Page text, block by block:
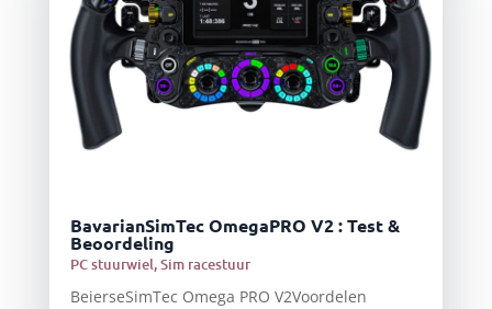
BavarianSimTec OmegaPRO V2 : Test &
Beoordeling
PC stuurwiel,Sim racestuur
BeierseSimTec Omega PRO V2Voordelen